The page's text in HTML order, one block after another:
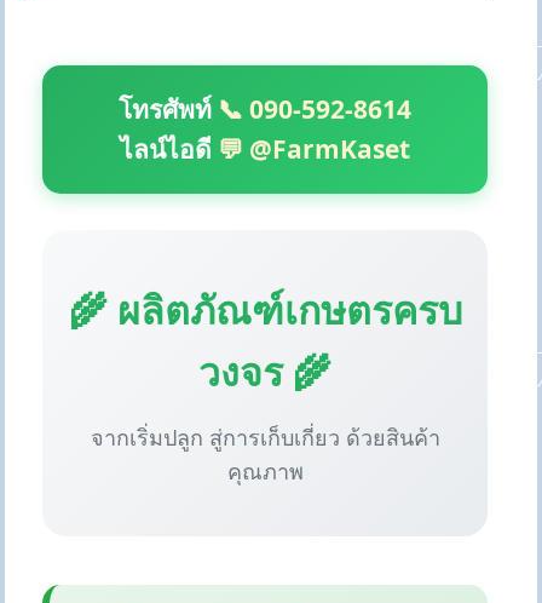
โทรศัพท์ 📞 090-592-8614
ไลน์ไอดี 💬 @FarmKaset
🌾 ผลิตภัณฑ์เกษตรครบ
วงจร 🌾
จากเริ่มปลูก สู่การเก็บเกี่ยว ด้วยสินค้า
คุณภาพ